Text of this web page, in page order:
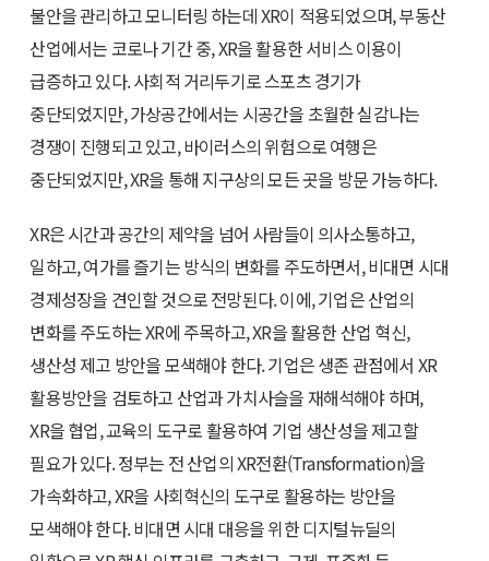
불안을 관리하고 모니터링 하는데 XR이 적용되었으며, 부동산
산업에서는 코로나 기간 중, XR을 활용한 서비스 이용이
급증하고 있다. 사회적 거리두기로 스포츠 경기가
중단되었지만, 가상공간에서는 시공간을 초월한 실감나는
경쟁이 진행되고 있고, 바이러스의 위험으로 여행은
중단되었지만, XR을 통해 지구상의 모든 곳을 방문 가능하다.
XR은 시간과 공간의 제약을 넘어 사람들이 의사소통하고,
일하고, 여가를 즐기는 방식의 변화를 주도하면서, 비대면 시대
경제성장을 견인할 것으로 전망된다. 이에, 기업은 산업의
변화를 주도하는 XR에 주목하고, XR을 활용한 산업 혁신,
생산성 제고 방안을 모색해야 한다. 기업은 생존 관점에서 XR
활용방안을 검토하고 산업과 가치사슬을 재해석해야 하며,
XR을 협업, 교육의 도구로 활용하여 기업 생산성을 제고할
필요가 있다. 정부는 전 산업의 XR전환(Transformation)을
가속화하고, XR을 사회혁신의 도구로 활용하는 방안을
모색해야 한다. 비대면 시대 대응을 위한 디지털뉴딜의